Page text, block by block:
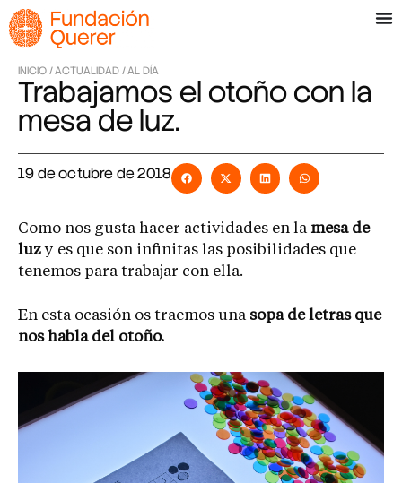
INICIO /ACTUALIDAD /AL DÍA
Trabajamos el otoño con la
mesa de luz.
19 de octubre de 2018
Como nos gusta hacer actividades en la mesa de
luzy es que son infinitas las posibilidades que
tenemos para trabajar con ella.
En esta ocasión os traemos una sopa de letras que
nos habla del otoño.